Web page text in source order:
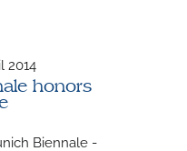
2014
honors
Biennale -